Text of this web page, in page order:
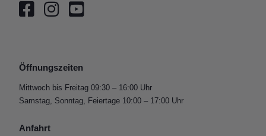
Öffnungszeiten
Mittwoch bis Freitag 09:30 – 16:00 Uhr
Samstag, Sonntag, Feiertage 10:00 – 17:00 Uhr
Anfahrt